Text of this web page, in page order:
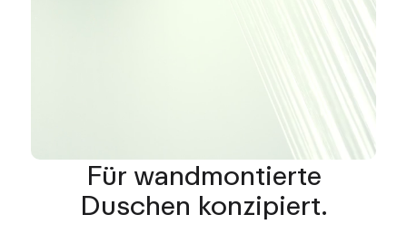
Für wandmontierte
Duschen konzipiert.